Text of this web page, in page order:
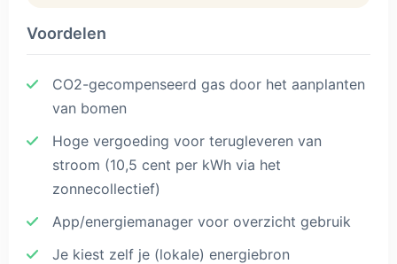
Voordelen
CO2-gecompenseerd gas door het aanplanten
van bomen
Hoge vergoeding voor terugleveren van
stroom (10,5 cent per kWh via het
zonnecollectief)
App/energiemanager voor overzicht gebruik
Je kiest zelf je (lokale) energiebron